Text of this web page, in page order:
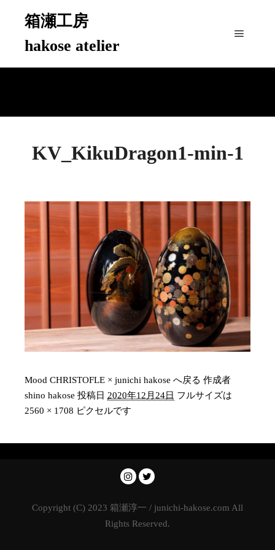
箱瀬工房
hakose atelier
KV_KikuDragon1-min-1
Mood CHRISTOFLE × junichi hakose へ戻る 作成者
shino hakose 投稿日 2020年12月24日 フルサイズは
2560 × 1708 ピクセルです
Copyright (C) 2023 箱瀬淳一 / junichi-hakose.com All
Rights Reserved.